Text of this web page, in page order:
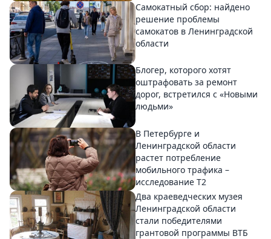
Самокатный сбор: найдено
решение проблемы
самокатов в Ленинградской
области
Блогер, которого хотят
оштрафовать за ремонт
дорог, встретился с «Новыми
людьми»
В Петербурге и
Ленинградской области
растет потребление
мобильного трафика –
исследование T2
Два краеведческих музея
Ленинградской области
стали победителями
грантовой программы ВТБ